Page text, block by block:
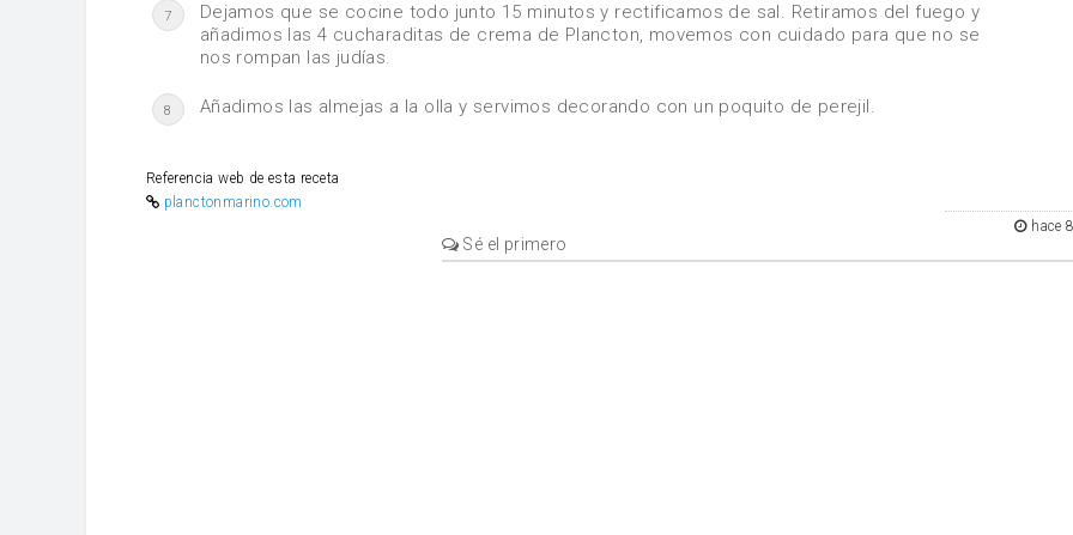
7
Dejamos que se cocine todo junto 15 minutos y rectificamos de sal. Retiramos del fuego y
añadimos las 4 cucharaditas de crema de Plancton, movemos con cuidado para que no se
nos rompan las judías.
8 Añadimos las almejas a la olla y servimos decorando con un poquito de perejil.
Referencia web de esta receta
planctonmarino.com
hace
Sé el primero